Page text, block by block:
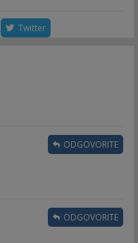
Twitter
ODGOVORITE
ODGOVORITE